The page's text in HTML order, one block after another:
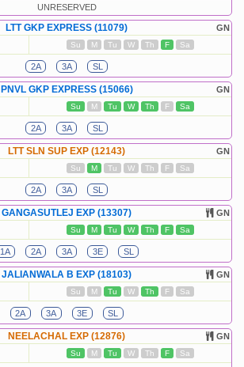
UNRESERVED
GN
LTT GKP EXPRESS (11079)
Su M Tu W Th F Sa
2A 3A SL
GN
PNVL GKP EXPRESS (15066)
Su M Tu W Th F Sa
2A 3A SL
GN
LTT SLN SUP EXP (12143)
Su M Tu W Th F Sa
2A 3A SL
GN
GANGASUTLEJ EXP (13307)
Su M Tu W Th F Sa
1A 2A 3A 3E SL
GN
JALIANWALA B EXP (18103)
Su M Tu W Th F Sa
2A 3A 3E SL
GN
NEELACHAL EXP (12876)
Su M Tu W Th F Sa